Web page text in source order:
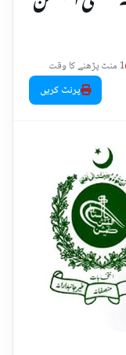
1 منٹ پڑھنے کا وقت
پرنٹ کریں